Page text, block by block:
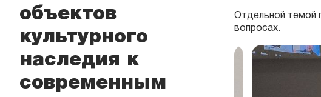
объектов
культурного
наследия к
современным
Отдельной темой
вопросах.